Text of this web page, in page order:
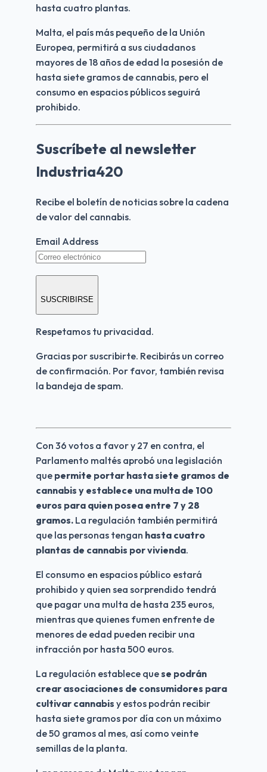
hasta cuatro plantas.
Malta, el país más pequeño de la Unión
Europea, permitirá a sus ciudadanos
mayores de 18 años de edad la posesión de
hasta siete gramos de cannabis, pero el
consumo en espacios públicos seguirá
prohibido.
Suscríbete al newsletter
Industria420
Recibe el boletín de noticias sobre la cadena
de valor del cannabis.
Email Address
SUSCRIBIRSE
Respetamos tu privacidad.
Gracias por suscribirte. Recibirás un correo
de confirmación. Por favor, también revisa
la bandeja de spam.
Con 36 votos a favor y 27 en contra, el
Parlamento maltés aprobó una legislación
que permite portar hasta siete gramos de
cannabis y establece una multa de 100
euros para quien posea entre 7 y 28
gramos. La regulación también permitirá
que las personas tengan hasta cuatro
plantas de cannabis por vivienda.
El consumo en espacios público estará
prohibido y quien sea sorprendido tendrá
que pagar una multa de hasta 235 euros,
mientras que quienes fumen enfrente de
menores de edad pueden recibir una
infracción por hasta 500 euros.
La regulación establece que se podrán
crear asociaciones de consumidores para
cultivar cannabis y estos podrán recibir
hasta siete gramos por día con un máximo
de 50 gramos al mes, así como veinte
semillas de la planta.